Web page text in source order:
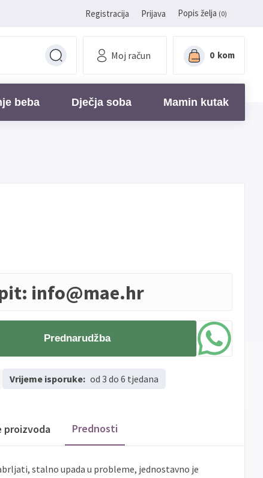
Registracija Prijava Popis želja (0)
Moj račun 0 kom
beba Dječja soba Mamin kutak
info@mae.hr
Prednarudžba
Vrijeme isporuke: od 3 do 6 tjedana
proizvoda Prednosti
stalno upada u probleme, jednostavno je